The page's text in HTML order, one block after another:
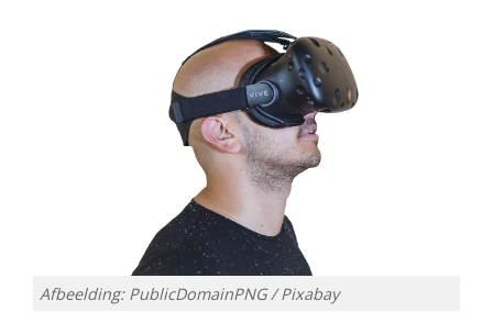
Afbeelding: PublicDomainPNG / Pixabay